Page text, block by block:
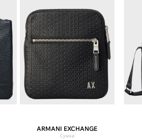
ARMANI EXCHANGE
Сумка